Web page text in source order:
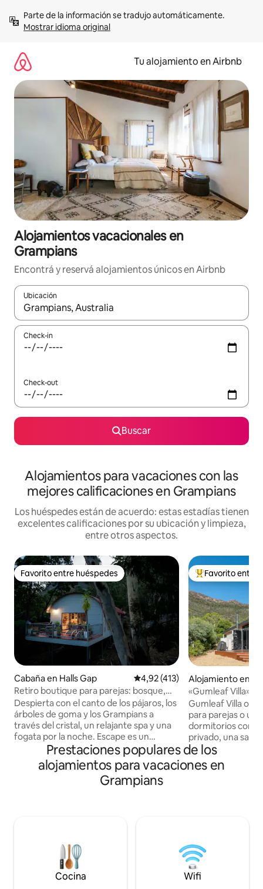
contenidoMostrar idioma original
Tu alojamiento en Airbnb
Alojamientos vacacionales en
Grampians
Encontrá y reservá alojamientos únicos en Airbnb
Ubicación
Cuando los resultados estén disponibles, navegá con las
Check-in
Check-out
Buscar
Alojamientos para vacaciones con las
mejores calificaciones en Grampians
Los huéspedes están de acuerdo: estas estadías tienen
excelentes calificaciones por su ubicación y limpieza,
entre otros aspectos.
Favorito entre huéspedes
Favorito entre huéspedes
Cabaña en Halls Gap Calificación promedio: 4,92 de
4,92 (413)
Retiro boutique para parejas: bosque,
spa y fogata
Despierta con el canto de los pájaros, los
árboles de goma y los Grampians a
través del cristal, un relajante spa y una
fogata por la noche. Escape es un
refugio boutique para parejas en una
manzana boscosa privada doble: lo
suficientemente cerca como para
caminar hasta Halls Gap, lo
(Jolanta, 2026) Spa, chimenea de leña,
terraza elevada (mi favorita), cocina
completa y una gran colección de
películas. Baja el ritmo, es hora de
Favorito entre
Favorito entre
Alojamiento en
«Gumleaf Villa» -
Accommodation
Gumleaf Villa
para parejas o
dormitorios con
privado, una sala
cocina
proporcionan
las vistas a la
acceso a Netflix.
privacidad y
este inolvidable
Grampianos.
Prestaciones populares de los
alojamientos para vacaciones en
Grampians
Cocina Wifi